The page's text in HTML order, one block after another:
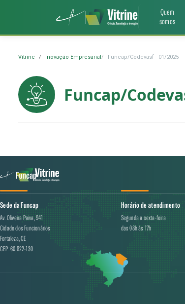
Quem
somos
Vitrine Inovação Empresarial Funcap/Codevasf - 01/2025
Funcap/
Sede da Funcap
Av. Oliveira Paiva, 941
Cidade dos Funcionários
Fortaleza, CE
CEP: 60.822-130
Horário de atendimento
Segunda a sexta-feira
das 08h às 17h